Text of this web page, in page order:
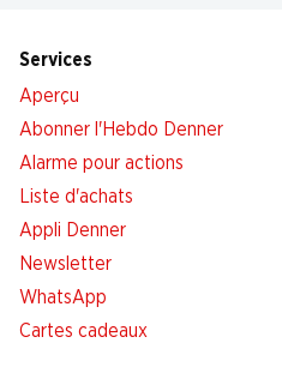
Services
Aperçu
Abonner l'Hebdo Denner
Alarme pour actions
Liste d'achats
Appli Denner
Newsletter
WhatsApp
Cartes cadeaux